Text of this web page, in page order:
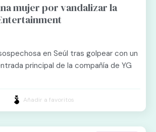
mujer por vandalizar la
en Seúl tras golpear con un
principal de la compañía de YG
Añadir a favoritos